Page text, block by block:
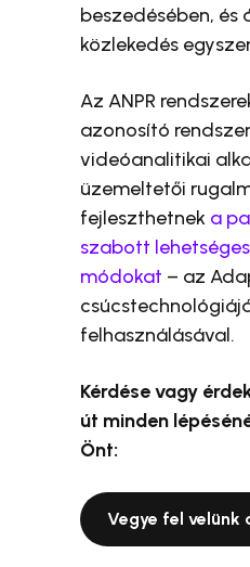
beszedésében, és
közlekedés
Az ANPR
azonosító
videóanalitikai
üzemeltetői
fejleszthetnek a
szabott
módokat – az
felhasználásával.
Kérdése vagy
út minden
Önt:
Vegye fel